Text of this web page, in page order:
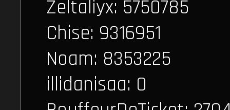
Zeltaliyx: 5750785
Chise: 9316951
Noam: 8353225
illidanisaa: 0